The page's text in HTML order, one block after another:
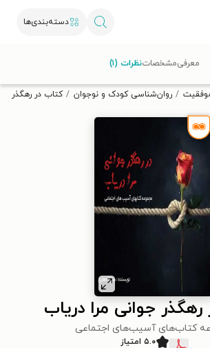
دسته‌بندی‌ها
تخفیف از طاقچه دریافت کن.
روان‌شناسی کودک و نوجوان کتاب در رهگذر
جوانی مرا دریاب
کتاب‌های آسیب‌های اجتماعی
۵.۰ امتیاز
معرفیمشخصاتنظرات (۱)